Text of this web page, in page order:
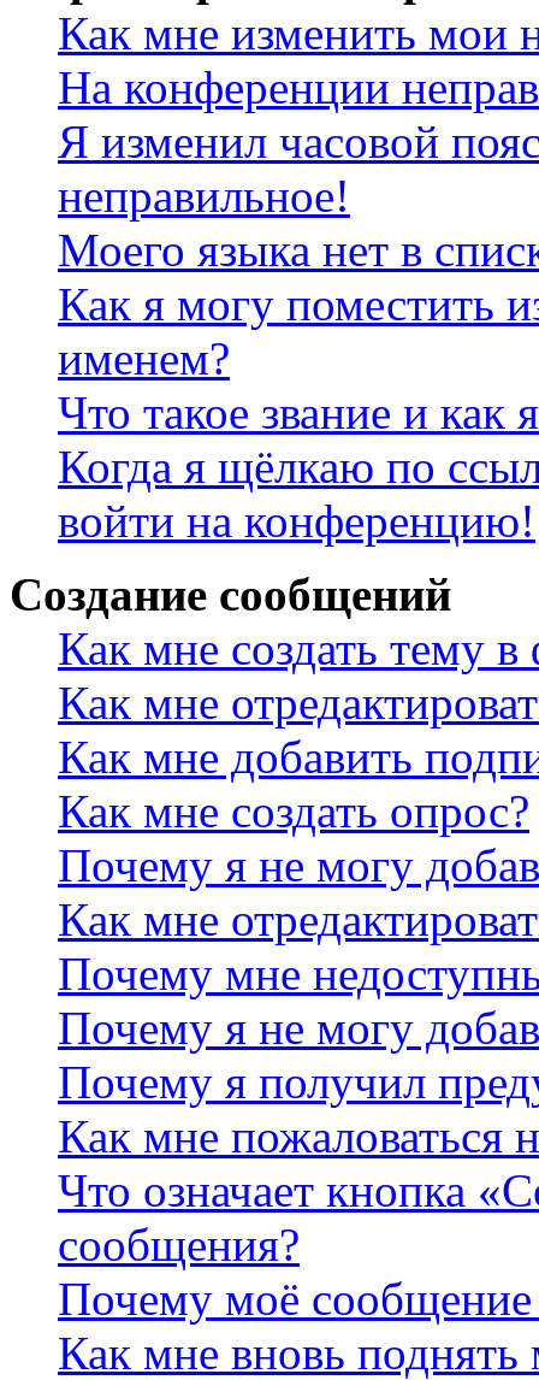
Как мне изменить мои
На конференции
Я изменил часовой
неправильное!
Моего языка нет в
Как я могу поместить
именем?
Что такое звание и как
Когда я щёлкаю по
войти на конференцию!
Создание сообщений
Как мне создать тему
Как мне
Как мне добавить
Как мне создать опрос?
Почему я не могу
Как мне
Почему мне
Почему я не могу
Почему я получил
Как мне пожаловаться
Что означает кнопка
сообщения?
Почему моё сообщение
Как мне вновь